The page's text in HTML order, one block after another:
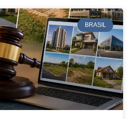
BRASIL